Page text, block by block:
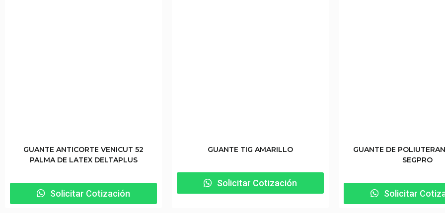
GUANTE ANTICORTE VENICUT 52
PALMA DE LATEX DELTAPLUS
Solicitar Cotización
GUANTE TIG AMARILLO
Solicitar Cotización
GUANTE DE
SEGPRO
Solicitar